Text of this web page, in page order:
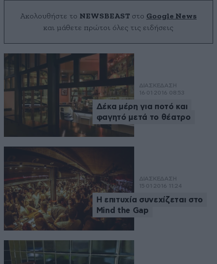
Ακολουθήστε το NEWSBEASTστο Google News
και μάθετε πρώτοι όλες τις ειδήσεις
ΔΙΑΣΚΕΔΑΣΗ
16·01·2016 08:53
Δέκα μέρη για ποτό και
φαγητό μετά το θέατρο
ΔΙΑΣΚΕΔΑΣΗ
15·01·2016 11:24
Η επιτυχία συνεχίζεται στο
Mind the Gap